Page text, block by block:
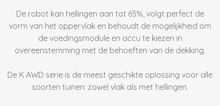
De robot kan hellingen aan tot 65%, volgt perfect de
vorm van het oppervlak en behoudt de mogelijkheid om
de voedingsmodule en accu te kiezen in
overeenstemming met de behoeften van de dekking.
De K AWD serie is de meest geschikte oplossing voor alle
soorten tuinen: zowel vlak als met hellingen.